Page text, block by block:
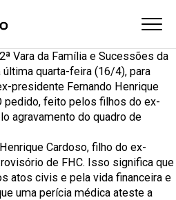
Vara da Família e Sucessões da
última quarta-feira (16/4), para
presidente Fernando Henrique
pedido, feito pelos filhos do ex-
agravamento do quadro de
Cardoso, filho do ex-
de FHC. Isso significa que
atos civis e pela vida financeira e
uma perícia médica ateste a